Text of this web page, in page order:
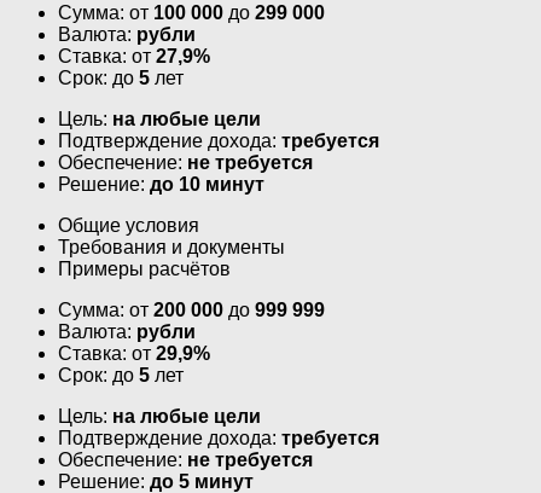
Сумма: от 100 000 до 299 000
Валюта: рубли
Ставка: от 27,9%
Срок: до 5 лет
Цель: на любые цели
Подтверждение дохода: требуется
Обеспечение: не требуется
Решение: до 10 минут
Общие условия
Требования и документы
Примеры расчётов
Сумма: от 200 000 до 999 999
Валюта: рубли
Ставка: от 29,9%
Срок: до 5 лет
Цель: на любые цели
Подтверждение дохода: требуется
Обеспечение: не требуется
Решение: до 5 минут